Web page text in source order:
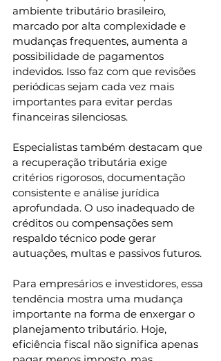
ambiente tributário brasileiro,
marcado por alta complexidade e
mudanças frequentes, aumenta a
possibilidade de pagamentos
indevidos. Isso faz com que revisões
periódicas sejam cada vez mais
importantes para evitar perdas
financeiras silenciosas.
Especialistas também destacam que
a recuperação tributária exige
critérios rigorosos, documentação
consistente e análise jurídica
aprofundada. O uso inadequado de
créditos ou compensações sem
respaldo técnico pode gerar
autuações, multas e passivos futuros.
Para empresários e investidores, essa
tendência mostra uma mudança
importante na forma de enxergar o
planejamento tributário. Hoje,
eficiência fiscal não significa apenas